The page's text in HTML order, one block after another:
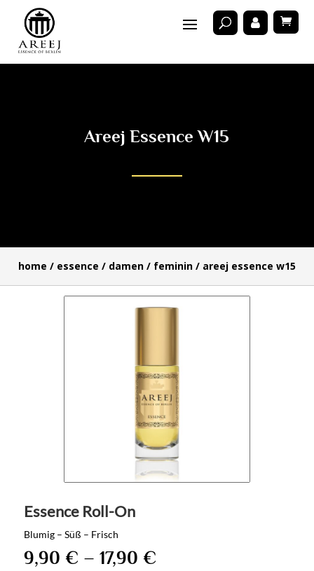
Areej Essence W15
home / essence / damen / feminin / areej essence w15
Essence Roll-On
Blumig – Süß – Frisch
9,90 € – 17,90 €